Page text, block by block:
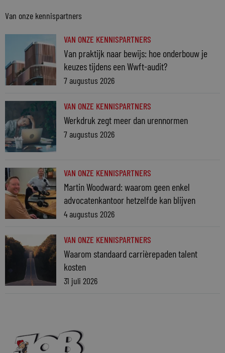
Van onze kennispartners
VAN ONZE KENNISPARTNERS
Van praktijk naar bewijs: hoe onderbouw je
keuzes tijdens een Wwft-audit?
7 augustus 2026
VAN ONZE KENNISPARTNERS
Werkdruk zegt meer dan urennormen
7 augustus 2026
VAN ONZE KENNISPARTNERS
Martin Woodward: waarom geen enkel
advocatenkantoor hetzelfde kan blijven
4 augustus 2026
VAN ONZE KENNISPARTNERS
Waarom standaard carrièrepaden talent
kosten
31 juli 2026